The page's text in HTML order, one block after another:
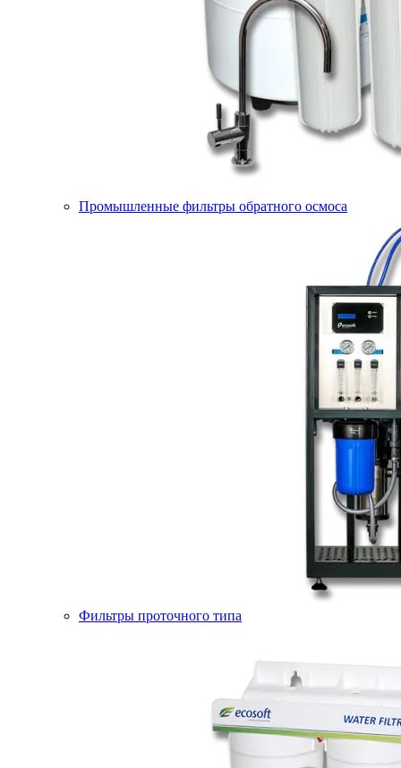
Промышленные фильтры обратного осмоса
Фильтры проточного типа